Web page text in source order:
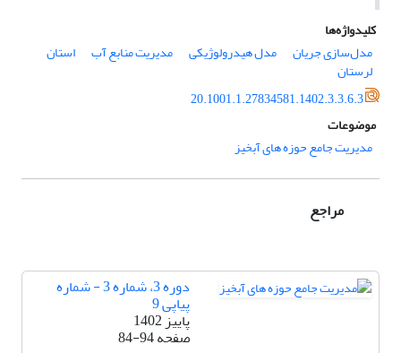
کلیدواژه‌ها
مدل‌سازی جریان
مدل هیدرولوژیکی مدیریت منابع آب استان
لرستان
20.1001.1.27834581.1402.3.3.6.3
موضوعات
مدیریت جامع حوزه های آبخیز
مراجع
دوره 3، شماره 3 - شماره
پیاپی 9
پاییز 1402
صفحه84-94